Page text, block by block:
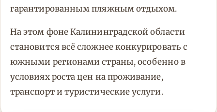
гарантированным пляжным отдыхом.
На этом фоне Калининградской области
становится всё сложнее конкурировать с
южными регионами страны, особенно в
условиях роста цен на проживание,
транспорт и туристические услуги.